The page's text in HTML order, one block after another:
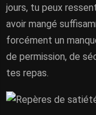
jours, tu peux
avoir mangé
forcément un
de permission, de
tes repas.